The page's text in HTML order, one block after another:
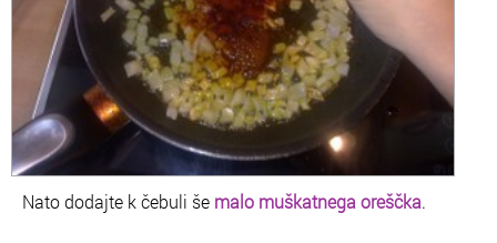
Nato dodajte k čebuli še malo muškatnega oreščka.